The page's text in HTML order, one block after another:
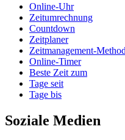
Online-Uhr
Zeitumrechnung
Countdown
Zeitplaner
Zeitmanagement-
Online-Timer
Beste Zeit zum
Tage seit
Tage bis
Soziale Medien